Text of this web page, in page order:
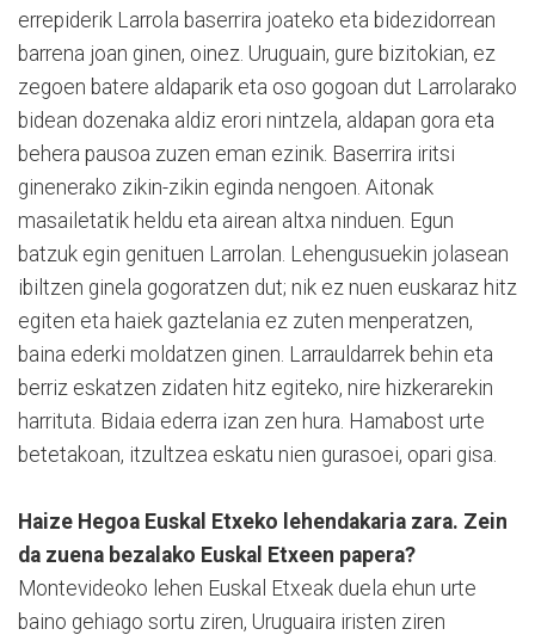
errepiderik Larrola baserrira joateko eta bidezidorrean
barrena joan ginen, oinez. Uruguain, gure bizitokian, ez
zegoen batere aldaparik eta oso gogoan dut Larrolarako
bidean dozenaka aldiz erori nintzela, aldapan gora eta
behera pausoa zuzen eman ezinik. Baserrira iritsi
ginenerako zikin-zikin eginda nengoen. Aitonak
masailetatik heldu eta airean altxa ninduen. Egun
batzuk egin genituen Larrolan. Lehengusuekin jolasean
ibiltzen ginela gogoratzen dut; nik ez nuen euskaraz hitz
egiten eta haiek gaztelania ez zuten menperatzen,
baina ederki moldatzen ginen. Larrauldarrek behin eta
berriz eskatzen zidaten hitz egiteko, nire hizkerarekin
harrituta. Bidaia ederra izan zen hura. Hamabost urte
betetakoan, itzultzea eskatu nien gurasoei, opari gisa.
Haize Hegoa Euskal Etxeko lehendakaria zara. Zein
da zuena bezalako Euskal Etxeen papera?
Montevideoko lehen Euskal Etxeak duela ehun urte
baino gehiago sortu ziren, Uruguaira iristen ziren